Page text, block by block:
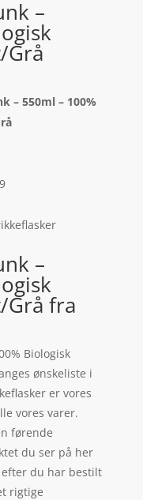
–
Grå
– 550ml – 100%
–
Grå fra
Biologisk
ønskeliste i
er vores
vores varer.
førende
du ser på her
du har bestilt
rigtige